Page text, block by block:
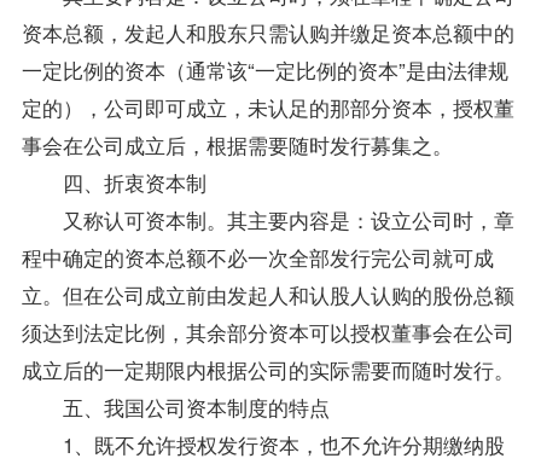
资本总额，发起人和股东只需认购并缴足资本总额中的
一定比例的资本（通常该“一定比例的资本”是由法律规
定的），公司即可成立，未认足的那部分资本，授权董
事会在公司成立后，根据需要随时发行募集之。
四、折衷资本制
又称认可资本制。其主要内容是：设立公司时，章
程中确定的资本总额不必一次全部发行完公司就可成
立。但在公司成立前由发起人和认股人认购的股份总额
须达到法定比例，其余部分资本可以授权董事会在公司
成立后的一定期限内根据公司的实际需要而随时发行。
五、我国公司资本制度的特点
1、既不允许授权发行资本，也不允许分期缴纳股